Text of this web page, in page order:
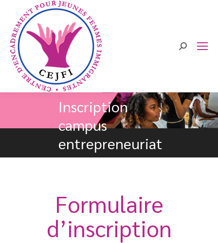
Search:
Inscription
campus
entrepreneuriat
Formulaire
d’inscription